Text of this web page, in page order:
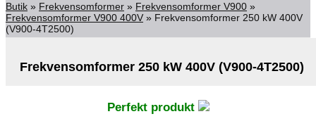
Butik » Frekvensomformer » Frekvensomformer V900 »
Frekvensomformer V900 400V » Frekvensomformer 250 kW 400V
(V900-4T2500)
Frekvensomformer 250 kW 400V (V900-4T2500)
Perfekt produkt